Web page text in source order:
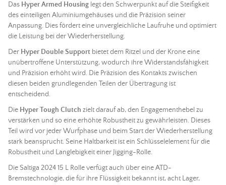
Das Hyper Armed Housing legt den Schwerpunkt auf die Steifigkeit
des einteiligen Aluminiumgehäuses und die Präzision seiner
Anpassung. Dies fördert eine unvergleichliche Laufruhe und optimiert
die Leistung bei der Wiederherstellung.
Der Hyper Double Support bietet dem Ritzel und der Krone eine
unübertroffene Unterstützung, wodurch ihre Widerstandsfähigkeit
und Präzision erhöht wird. Die Präzision des Kontakts zwischen
diesen beiden grundlegenden Teilen der Übertragung ist
entscheidend.
Die Hyper Tough Clutch zielt darauf ab, den Engagementhebel zu
verstärken und so eine erhöhte Robustheit zu gewährleisten. Dieses
Teil wird vor jeder Wurfphase und beim Start der Wiederherstellung
stark beansprucht. Seine Haltbarkeit ist ein Schlüsselelement für die
Robustheit und Langlebigkeit einer Jigging-Rolle.
Die Saltiga 2024 15 L Rolle verfügt auch über eine ATD-
Bremstechnologie, die für ihre Flüssigkeit bekannt ist, acht Lager,